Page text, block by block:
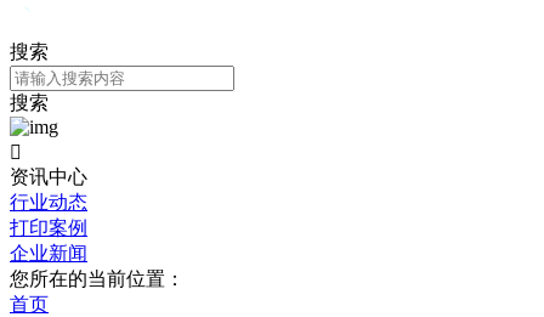
搜索
搜索

资讯中心
行业动态
打印案例
企业新闻
您所在的当前位置：
首页